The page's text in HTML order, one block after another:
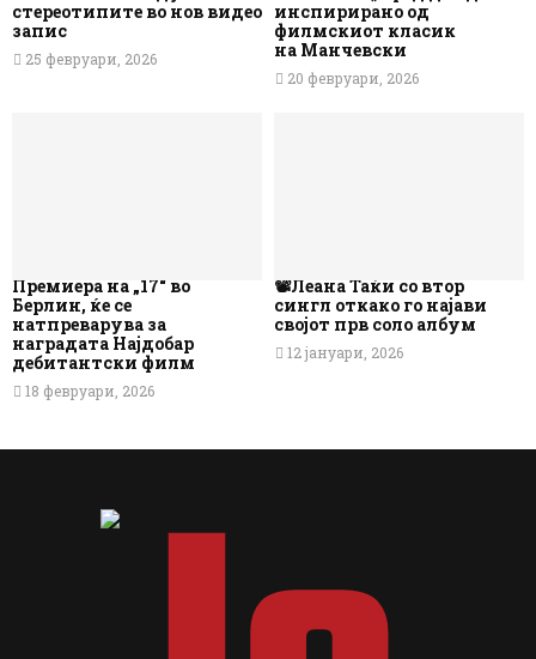
стереотипите во нов видео
запис
25 февруари, 2026
инспирирано од
филмскиот класик
на Манчевски
20 февруари, 2026
Премиера на „17“ во
Берлин, ќе се
натпреварува за
наградата Најдобар
дебитантски филм
18 февруари, 2026
📽️Леана Таќи со втор
сингл откако го најави
својот прв соло албум
12 јануари, 2026